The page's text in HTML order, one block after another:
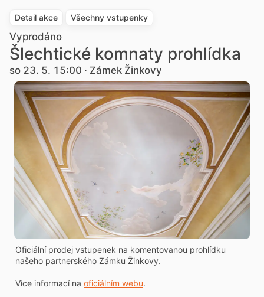
Detail akce Všechny vstupenky
Vyprodáno
Šlechtické komnaty prohlídka
so 23. 5. 15:00 · Zámek Žinkovy
Oficiální prodej vstupenek na komentovanou prohlídku
našeho partnerského Zámku Žinkovy.
Více informací na oficiálním webu.